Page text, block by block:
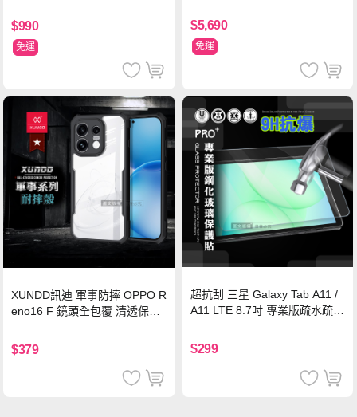
$990
免運
$5,690
免運
XUNDD訊迪 軍事防摔 OPPO R
eno16 F 鏡頭全包覆 清透保護
$379
超抗刮 三星 Galaxy Tab A11 /
A11 LTE 8.7吋 專業版疏水疏油
$299